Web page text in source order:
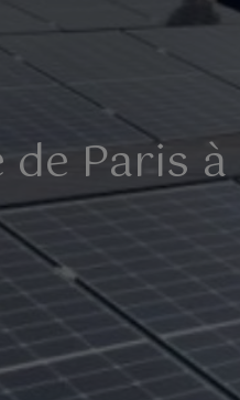
Paris